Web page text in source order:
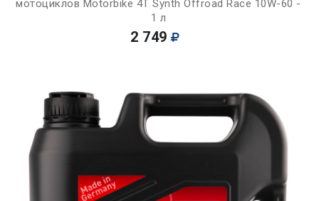
мотоциклов Motorbike 4T Synth Offroad Race 10W-60 -
1 л
2 749